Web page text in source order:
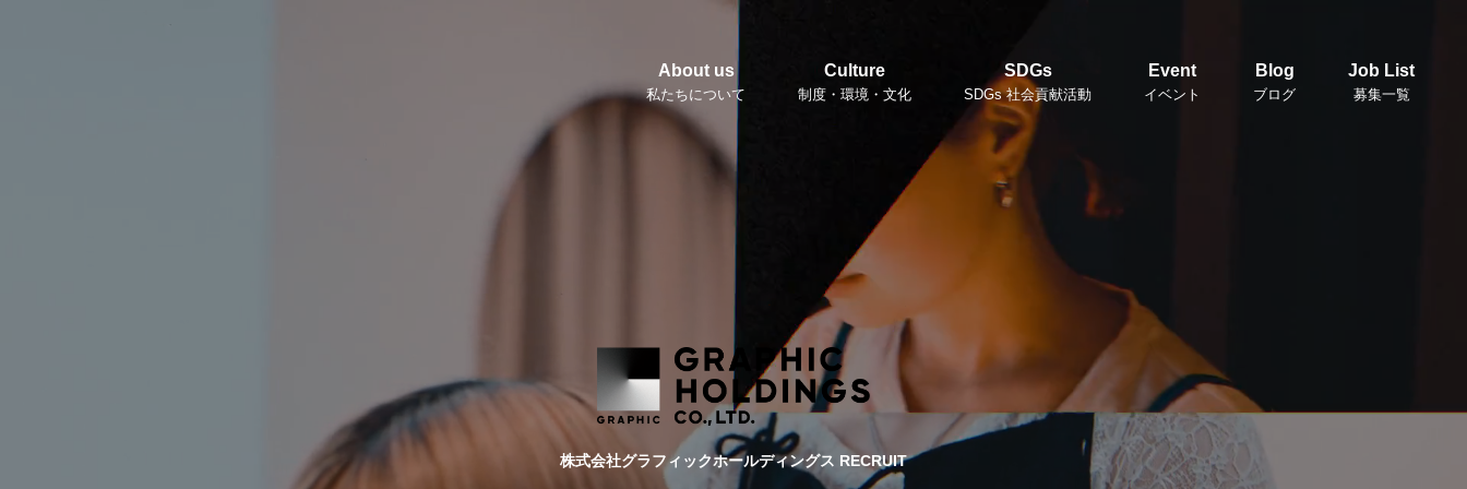
About us
私たちについて
Culture
制度・環境・文化
SDGs
SDGs 社会貢献活動
Event
イベント
Blog
ブログ
Job List
募集一覧
株式会社グラフィックホールディングス RECRUIT